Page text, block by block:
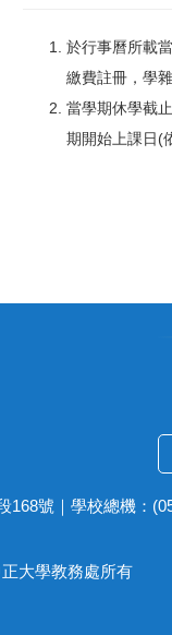
於行事曆所載
繳費註冊，學
當學期休學截
期開始上課日(
168號｜學校總機：
大學教務處所有